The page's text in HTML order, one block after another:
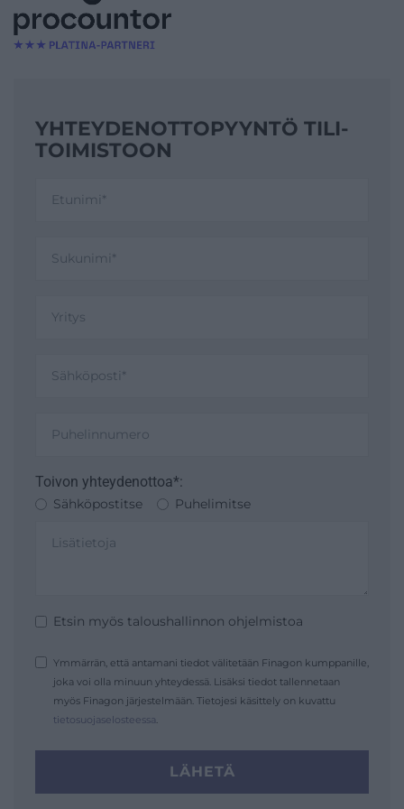
YHTEYDENOTTO­PYYNTÖ TILI­
TOIMISTOON
Toivon yhteydenottoa*:
Sähköpostitse Puhelimitse
Etsin myös taloushallinnon ohjelmistoa
Ymmärrän, että antamani tiedot välitetään Finagon kumppanille,
joka voi olla minuun yhteydessä. Lisäksi tiedot tallennetaan
myös Finagon järjestelmään. Tietojesi käsittely on kuvattu
tietosuojaselosteessa
LÄHETÄ